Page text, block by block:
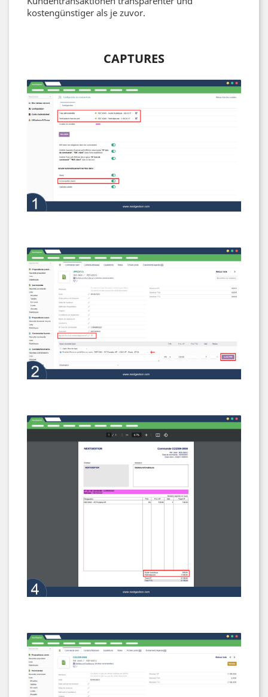
kostengünstiger als je zuvor.
CAPTURES